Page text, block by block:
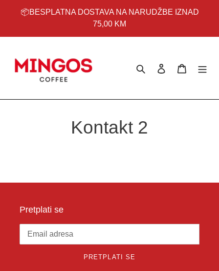
📦BESPLATNA DOSTAVA NA NARUDŽBE IZNAD
75,00 KM
Pretraži Prijavi seKošarica
Kontakt 2
Pretplati se
PRETPLATI SE